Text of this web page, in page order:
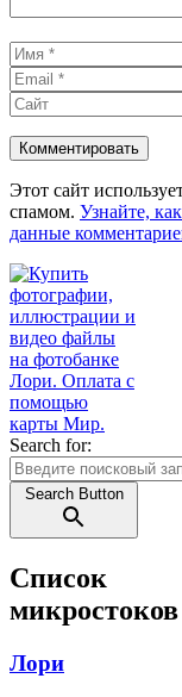
Имя
Этот сайт
спамом. Узнайте,
данные
Search for:
Search Button
Список
микростоков
Лори